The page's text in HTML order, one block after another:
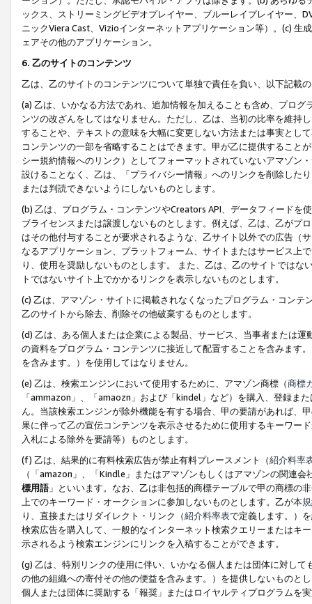
ックス、ストリーミングビデオプレイヤー、ブルーレイプレイヤー、
ニックViera Cast、Vizioインターネットアプリケーション等）。(c)
ェアその他のアプリケーション。
6. 乙のサイトのコンテンツ
乙は、乙のサイトのコンテンツについて単独で責任を負い、以下記載
(a) 乙は、いかなる方法であれ、追加情報を加えることも含め、プロ
ンツの改ざんをしてはなりません。ただし、乙は、当初の比率を維持
することや、テキストの意味を大幅に変更しない方法または事実とし
コンテンツの一部を省略することはできます。甲が乙に提供すること
シー規約情報へのリンク）としてフォーマットされていないアマゾン
設けることなく、乙は、「プライバシー情報」へのリンクを削除した
または判読できないようにしないものとします。
(b) 乙は、プログラム・コンテンツやCreators API、データフィード
ブライセンスまたは譲渡しないものとします。例えば、乙は、乙がプ
はその他付与することが要求されるような、乙サイト以外での広告（
なるアプリケーション、プラットフォーム、サイトまたはサービス上
り、使用を奨励しないものとします。 また、乙は、乙のサイトでは
トではないサイト上でかかるリンクを表示しないものとします。
(c) 乙は、アマゾン・サイトに掲載されなくなったプログラム・コン
乙のサイトから除去、削除その他破棄するものとします。
(d) 乙は、ある個人または企業による製品、サービス、当事者または
の資料をプログラム・コンテンツに接近して配置することを含みます
を含みます。）を使用してはなりません。
(e) 乙は、検索エンジンにおいて使用するために、アマゾン商標（商標
「ammazon」、「amaozn」および「kindel」など）を購入、登録ま
ん。当該検索エンジンが除外機能を有する場合、甲の要請があれば、
果に伴って乙の宣伝コンテンツを表示させるために使用するキーワー
入札による除外を要請等）ものとします。
(f) 乙は、結果的に有料検索広告が禁止有料プレースメント（紹介料率
（「amazon」、「Kindle」またはアマゾンもしくはアマゾンの関連
標用語」といいます。なお、乙は非包括的商標テーブルで甲の商標の
上でのキーワード・オークションに参加しないものとします。乙が本
り、直接またはリダイレクト・リンク（紹介料率表で定義します。）
検索広告を購入して、一般的なインターネット検索クエリーまたはキ
示されるよう検索エンジンにリンクを入稿することができます。
(g) 乙は、特別リンクの使用に伴い、いかなる個人または団体に対し
の他の組織への寄付その他の便益を含みます。）を提供しないものと
個人または団体に奨励する「報奨」またはロイヤルティプログラムを